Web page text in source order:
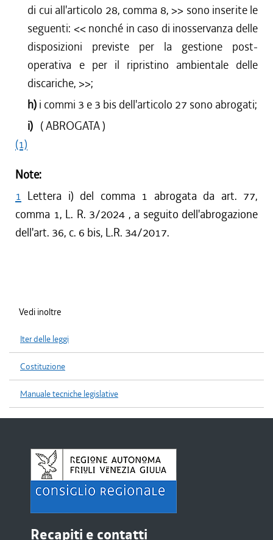
di cui all'articolo 28, comma 8, >> sono inserite le
seguenti: << nonché in caso di inosservanza delle
disposizioni previste per la gestione post-
operativa e per il ripristino ambientale delle
discariche, >>;
h) i commi 3 e 3 bis dell'articolo 27 sono abrogati;
i) ( ABROGATA )
(1)
Note:
1 Lettera i) del comma 1 abrogata da art. 77,
comma 1, L. R. 3/2024 , a seguito dell'abrogazione
dell'art. 36, c. 6 bis, L.R. 34/2017.
Vedi inoltre
Iter delle leggi
Costituzione
Manuale tecniche legislative
Recapiti e contatti